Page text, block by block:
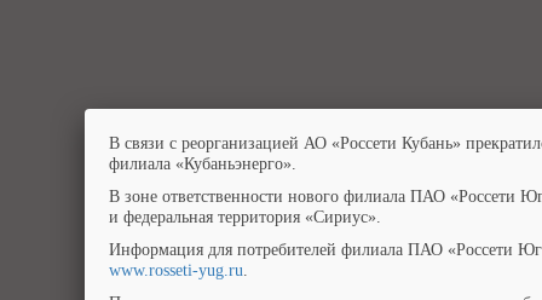
В связи с реорганизацией АО «Россети Кубань»
филиала «Кубаньэнерго».
В зоне ответственности нового филиала ПАО «Россети
и федеральная территория «Сириус».
Информация для потребителей филиала ПАО «Россети
www.rosseti-yug.ru.